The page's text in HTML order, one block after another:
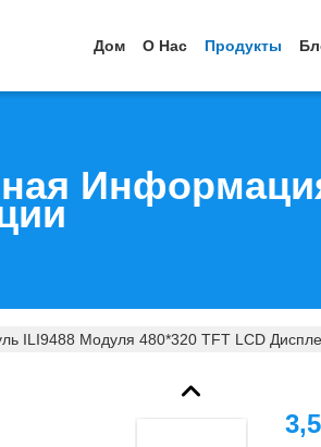
Дом О Нас Продукты
ILI9488 Модуля 480*320 TFT LCD